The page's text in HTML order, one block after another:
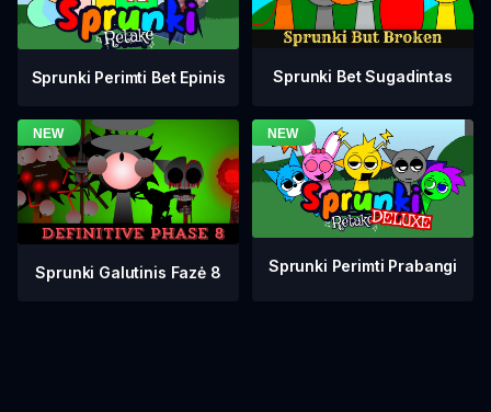
Sprunki Perimti Bet Epinis Sprunki Bet Sugadintas
Sprunki Galutinis Fazė 8 Sprunki Perimti Prabangi